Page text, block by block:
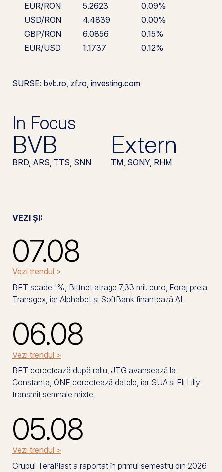
EUR/RON 5.2623
0.09%
USD/RON
4.4839
0.00%
GBP/RON
6.0856
0.15%
EUR/USD
1.1737 0.12%
SURSE: bvb.ro, zf.ro, investing.com
In Focus
BVB
BRD, ARS, TTS, SNN
Extern
TM, SONY, RHM
VEZI ȘI:
07.08
Vezi trendul >
BET scade 1%, Bittnet atrage 7,33 mil. euro, Foraj preia
Transgex, iar Alphabet și SoftBank finanțează AI.
06.08
Vezi trendul >
BET corectează după raliu, JTG avansează la
Constanța, ONE corectează datele, iar SUA și Eli Lilly
transmit semnale mixte.
05.08
Vezi trendul >
Grupul TeraPlast a raportat în primul semestru din 2026